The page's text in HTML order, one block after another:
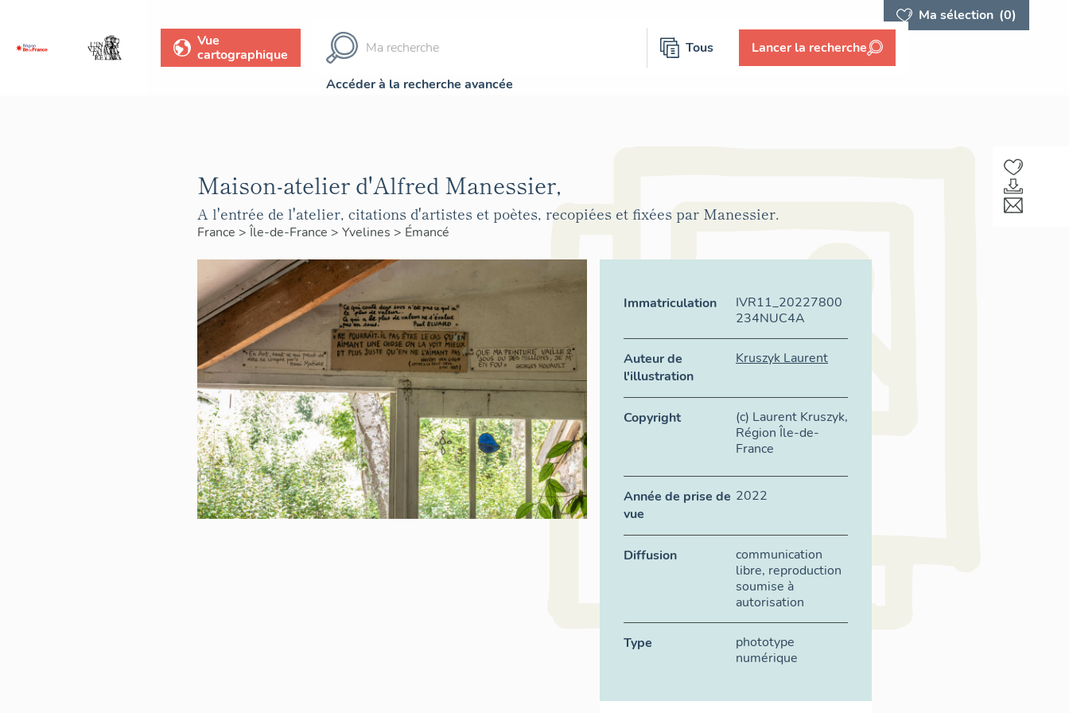
Ma sélection (0)
Vue
cartographique
Tous Lancer la recherche
Accéder à la recherche avancée
Maison-atelier d'Alfred Manessier,
A l'entrée de l'atelier, citations d'artistes et poètes, recopiées et fixées par Manessier.
France >Île-de-France > Yvelines > Émancé
Immatriculation
IVR11_20227800
234NUC4A
Auteur de
l'illustration
Kruszyk Laurent
Copyright
(c) Laurent Kruszyk,
Région Île-de-
France
Année de prise de
vue
2022
Diffusion
communication
libre, reproduction
soumise à
autorisation
Type
phototype
numérique